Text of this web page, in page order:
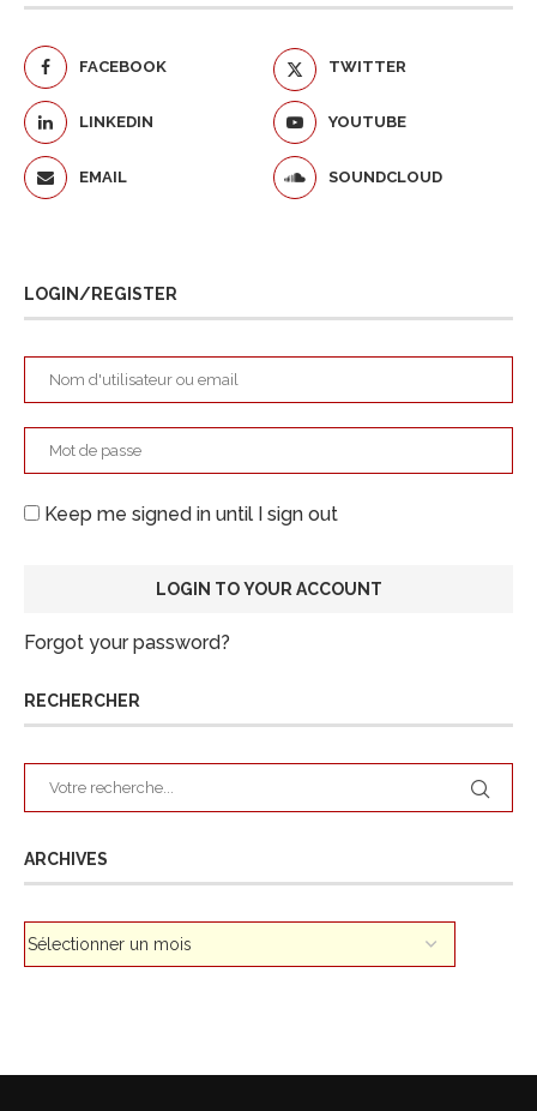
FACEBOOK TWITTER
LINKEDIN YOUTUBE
EMAIL SOUNDCLOUD
LOGIN/REGISTER
Keep me signed in until I sign out
Forgot your password?
RECHERCHER
ARCHIVES